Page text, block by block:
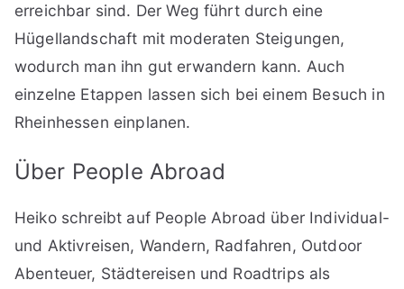
erreichbar sind. Der Weg führt durch eine
Hügellandschaft mit moderaten Steigungen,
wodurch man ihn gut erwandern kann. Auch
einzelne Etappen lassen sich bei einem Besuch in
Rheinhessen einplanen.
Über People Abroad
Heiko schreibt auf People Abroad über Individual-
und Aktivreisen, Wandern, Radfahren, Outdoor
Abenteuer, Städtereisen und Roadtrips als